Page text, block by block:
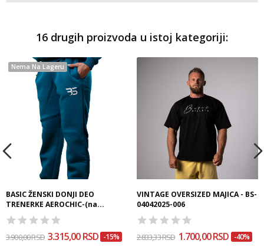
16 drugih proizvoda u istoj kategoriji:
Nema Na Lageru
BASIC ŽENSKI DONJI DEO
TRENERKE AEROCHIC-(na...
3.900,00 RSD 3.315,00 RSD -15%
VINTAGE OVERSIZED MAJICA - BS-
04042025-006
2.833,33 RSD 1.700,00 RSD -40%